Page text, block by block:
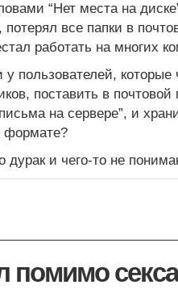
“Нет места на
потерял все папки в
работать на многих
пользователей, которые
поставить в почтовой
на сервере”, и
формате?
дурак и чего-то не
помимо секса